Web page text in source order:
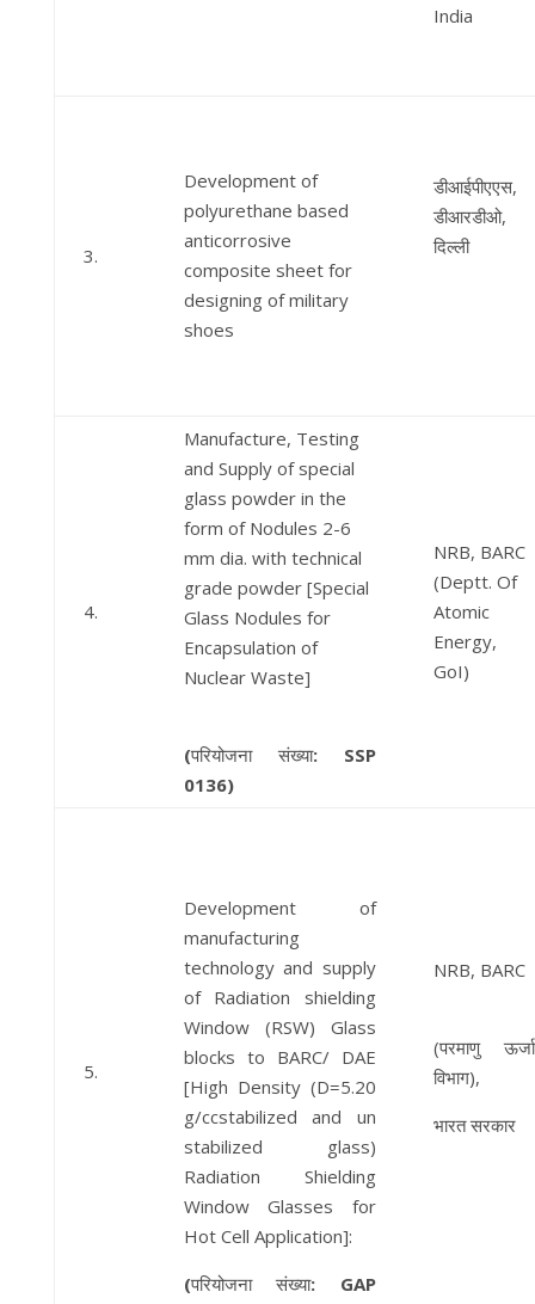
India
3.
Development of
polyurethane based
anticorrosive
composite sheet for
designing of military
shoes
डीआईपीएएस,
डीआरडीओ,
दिल्ली
4.
Manufacture, Testing
and Supply of special
glass powder in the
form of Nodules 2-6
mm dia. with technical
grade powder [Special
Glass Nodules for
Encapsulation of
Nuclear Waste]
(परियोजना संख्या: SSP
0136)
NRB, BARC
(Deptt. Of
Atomic
Energy,
GoI)
5.
Development of
manufacturing
technology and supply
of Radiation shielding
Window (RSW) Glass
blocks to BARC/ DAE
[High Density (D=5.20
g/ccstabilized and un
stabilized glass)
Radiation Shielding
Window Glasses for
Hot Cell Application]:
(परियोजना संख्या: GAP
NRB, BARC
(परमाणु ऊर्जा
विभाग),
भारत सरकार